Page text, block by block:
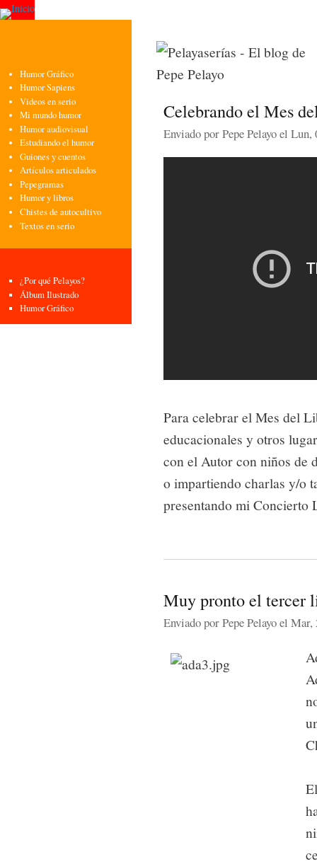
Humor Gráfico
Humor Sapiens
Videos en serio
Mi mundo humor
Humor audiovisual
Estudiando el humor
Guiones y cuentos
Artículos articulados
Pepegramas
Humor y libros
Chistes de autocultivo
Textos en serio
¿Por qué Pelayos?
Álbum Ilustrado
Humor Gráfico
Celebrando el Mes
Enviado porPepe Pelayoel Lun,
Para celebrar el Mes del
educacionales y otros
con el Autor con niños de
o impartiendo charlas y/o
presentando mi Concierto
Muy pronto el tercer
Enviado porPepe Pelayoel Mar,